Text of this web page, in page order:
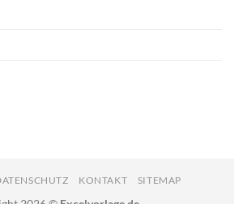
KONTAKT SITEMAP